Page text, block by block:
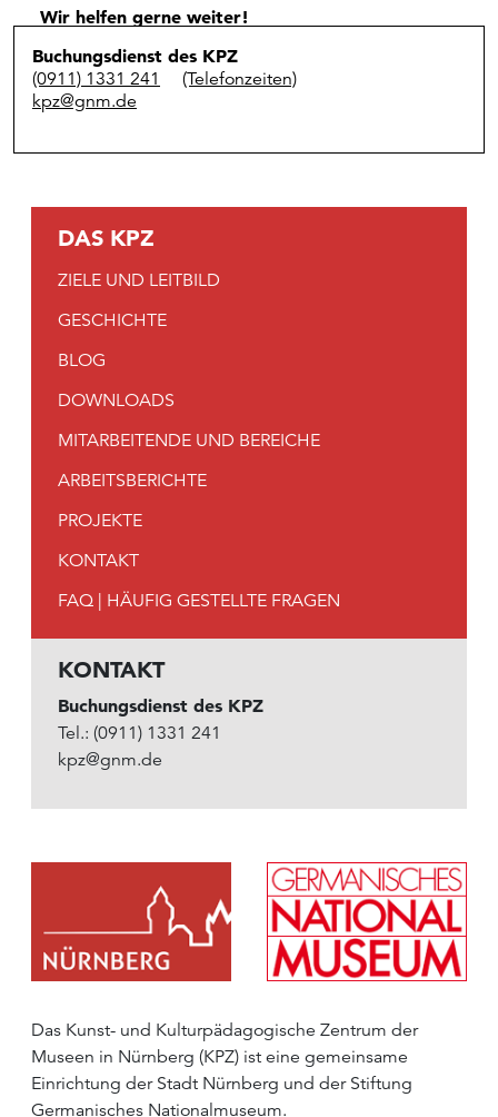
Wir helfen gerne weiter!
Buchungsdienst des KPZ
(0911) 1331 241
(Telefonzeiten)
kpz@gnm.de
DAS KPZ
ZIELE UND LEITBILD
GESCHICHTE
BLOG
DOWNLOADS
MITARBEITENDE UND BEREICHE
ARBEITSBERICHTE
PROJEKTE
KONTAKT
FAQ | HÄUFIG GESTELLTE FRAGEN
KONTAKT
Buchungsdienst des KPZ
Tel.: (0911) 1331 241
kpz@gnm.de
Das Kunst- und Kulturpädagogische Zentrum der
Museen in Nürnberg (KPZ) ist eine gemeinsame
Einrichtung der Stadt Nürnberg und der Stiftung
Germanisches Nationalmuseum.